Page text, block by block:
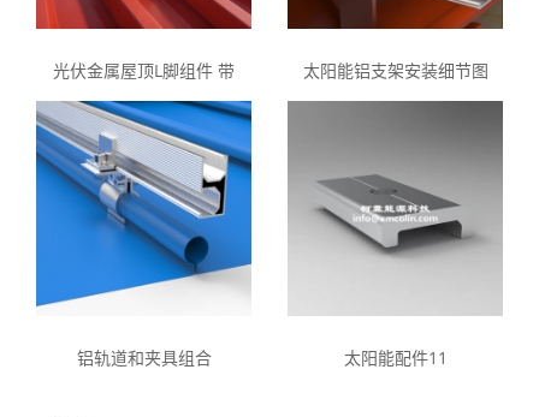
光伏金属屋顶L脚组件 带 太阳能铝支架安装细节图
铝轨道和夹具组合 太阳能配件11